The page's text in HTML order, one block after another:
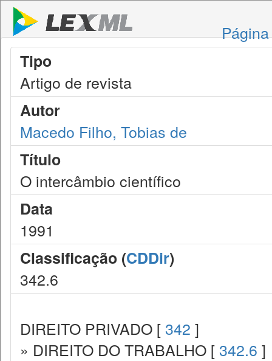
Tipo
Artigo de revista
Autor
Macedo Filho, Tobias de
Título
O intercâmbio científico
Data
1991
Classificação (CDDir)
342.6
DIREITO PRIVADO [ 342 ]
» DIREITO DO TRABALHO [ 342.6 ]